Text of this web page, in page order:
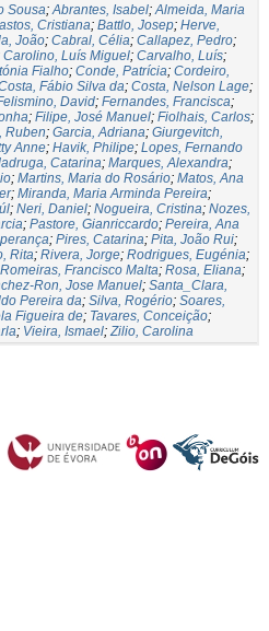
Sousa;Abrantes, Isabel;Almeida, Maria
Cristiana; Battlo, Josep; Herve,
João; Cabral, Célia; Callapez, Pedro;
Carolino, Luís Miguel; Carvalho, Luís;
Fialho; Conde, Patrícia; Cordeiro,
Fábio Silva da; Costa, Nelson Lage;
David; Fernandes, Francisca;
; Filipe, José Manuel; Fiolhais, Carlos;
Ruben; Garcia, Adriana; Giurgevitch,
Anne; Havik, Philipe; Lopes, Fernando
Catarina; Marques, Alexandra;
; Martins, Maria do Rosário; Matos, Ana
; Miranda, Maria Arminda Pereira;
; Neri, Daniel; Nogueira, Cristina; Nozes,
; Pastore, Gianriccardo; Pereira, Ana
; Pires, Catarina; Pita, João Rui;
Rita; Rivera, Jorge; Rodrigues, Eugénia;
Romeiras, Francisco Malta; Rosa, Eliana;
Ron, Jose Manuel; Santa_Clara,
Pereira da; Silva, Rogério; Soares,
Figueira de; Tavares, Conceição;
; Vieira, Ismael;Zilio, Carolina